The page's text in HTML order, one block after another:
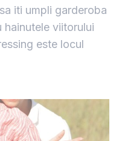
iti umpli garderoba
hainutele viitorului
este locul